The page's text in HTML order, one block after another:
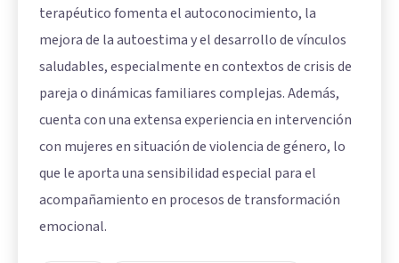
terapéutico fomenta el autoconocimiento, la
mejora de la autoestima y el desarrollo de vínculos
saludables, especialmente en contextos de crisis de
pareja o dinámicas familiares complejas. Además,
cuenta con una extensa experiencia en intervención
con mujeres en situación de violencia de género, lo
que le aporta una sensibilidad especial para el
acompañamiento en procesos de transformación
emocional.